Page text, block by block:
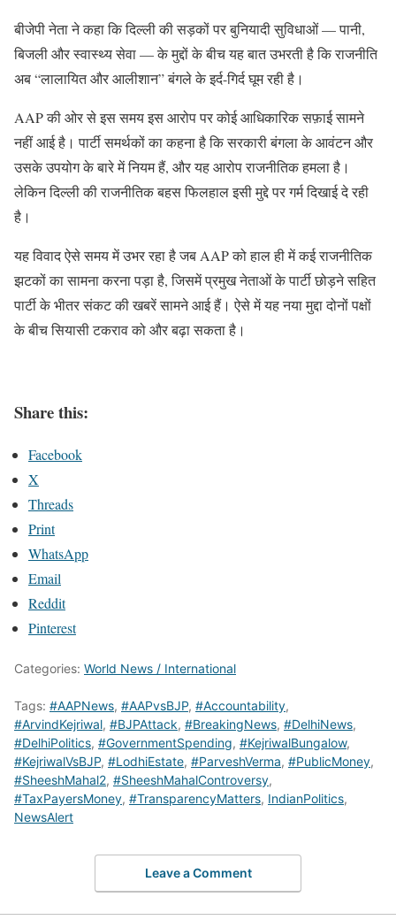
बीजेपी नेता ने कहा कि दिल्ली की सड़कों पर बुनियादी सुविधाओं — पानी,
बिजली और स्वास्थ्य सेवा — के मुद्दों के बीच यह बात उभरती है कि राजनीति
अब “लालायित और आलीशान” बंगले के इर्द-गिर्द घूम रही है।
AAP की ओर से इस समय इस आरोप पर कोई आधिकारिक सफ़ाई सामने
नहीं आई है। पार्टी समर्थकों का कहना है कि सरकारी बंगला के आवंटन और
उसके उपयोग के बारे में नियम हैं, और यह आरोप राजनीतिक हमला है।
लेकिन दिल्ली की राजनीतिक बहस फिलहाल इसी मुद्दे पर गर्म दिखाई दे रही
है।
यह विवाद ऐसे समय में उभर रहा है जब AAP को हाल ही में कई राजनीतिक
झटकों का सामना करना पड़ा है, जिसमें प्रमुख नेताओं के पार्टी छोड़ने सहित
पार्टी के भीतर संकट की खबरें सामने आई हैं। ऐसे में यह नया मुद्दा दोनों पक्षों
के बीच सियासी टकराव को और बढ़ा सकता है।
Share this:
Facebook
X
Threads
Print
WhatsApp
Email
Reddit
Pinterest
Categories: World News / International
Tags: #AAPNews, #AAPvsBJP, #Accountability,
#ArvindKejriwal, #BJPAttack, #BreakingNews, #DelhiNews,
#DelhiPolitics, #GovernmentSpending, #KejriwalBungalow,
#KejriwalVsBJP, #LodhiEstate, #ParveshVerma, #PublicMoney,
#SheeshMahal2, #SheeshMahalControversy,
#TaxPayersMoney, #TransparencyMatters, IndianPolitics,
NewsAlert
Leave a Comment